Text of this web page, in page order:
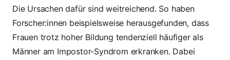
Die Ursachen dafür sind weitreichend. So haben
Forscher:innen beispielsweise herausgefunden, dass
Frauen trotz hoher Bildung tendenziell häufiger als
Männer am Impostor-Syndrom erkranken. Dabei